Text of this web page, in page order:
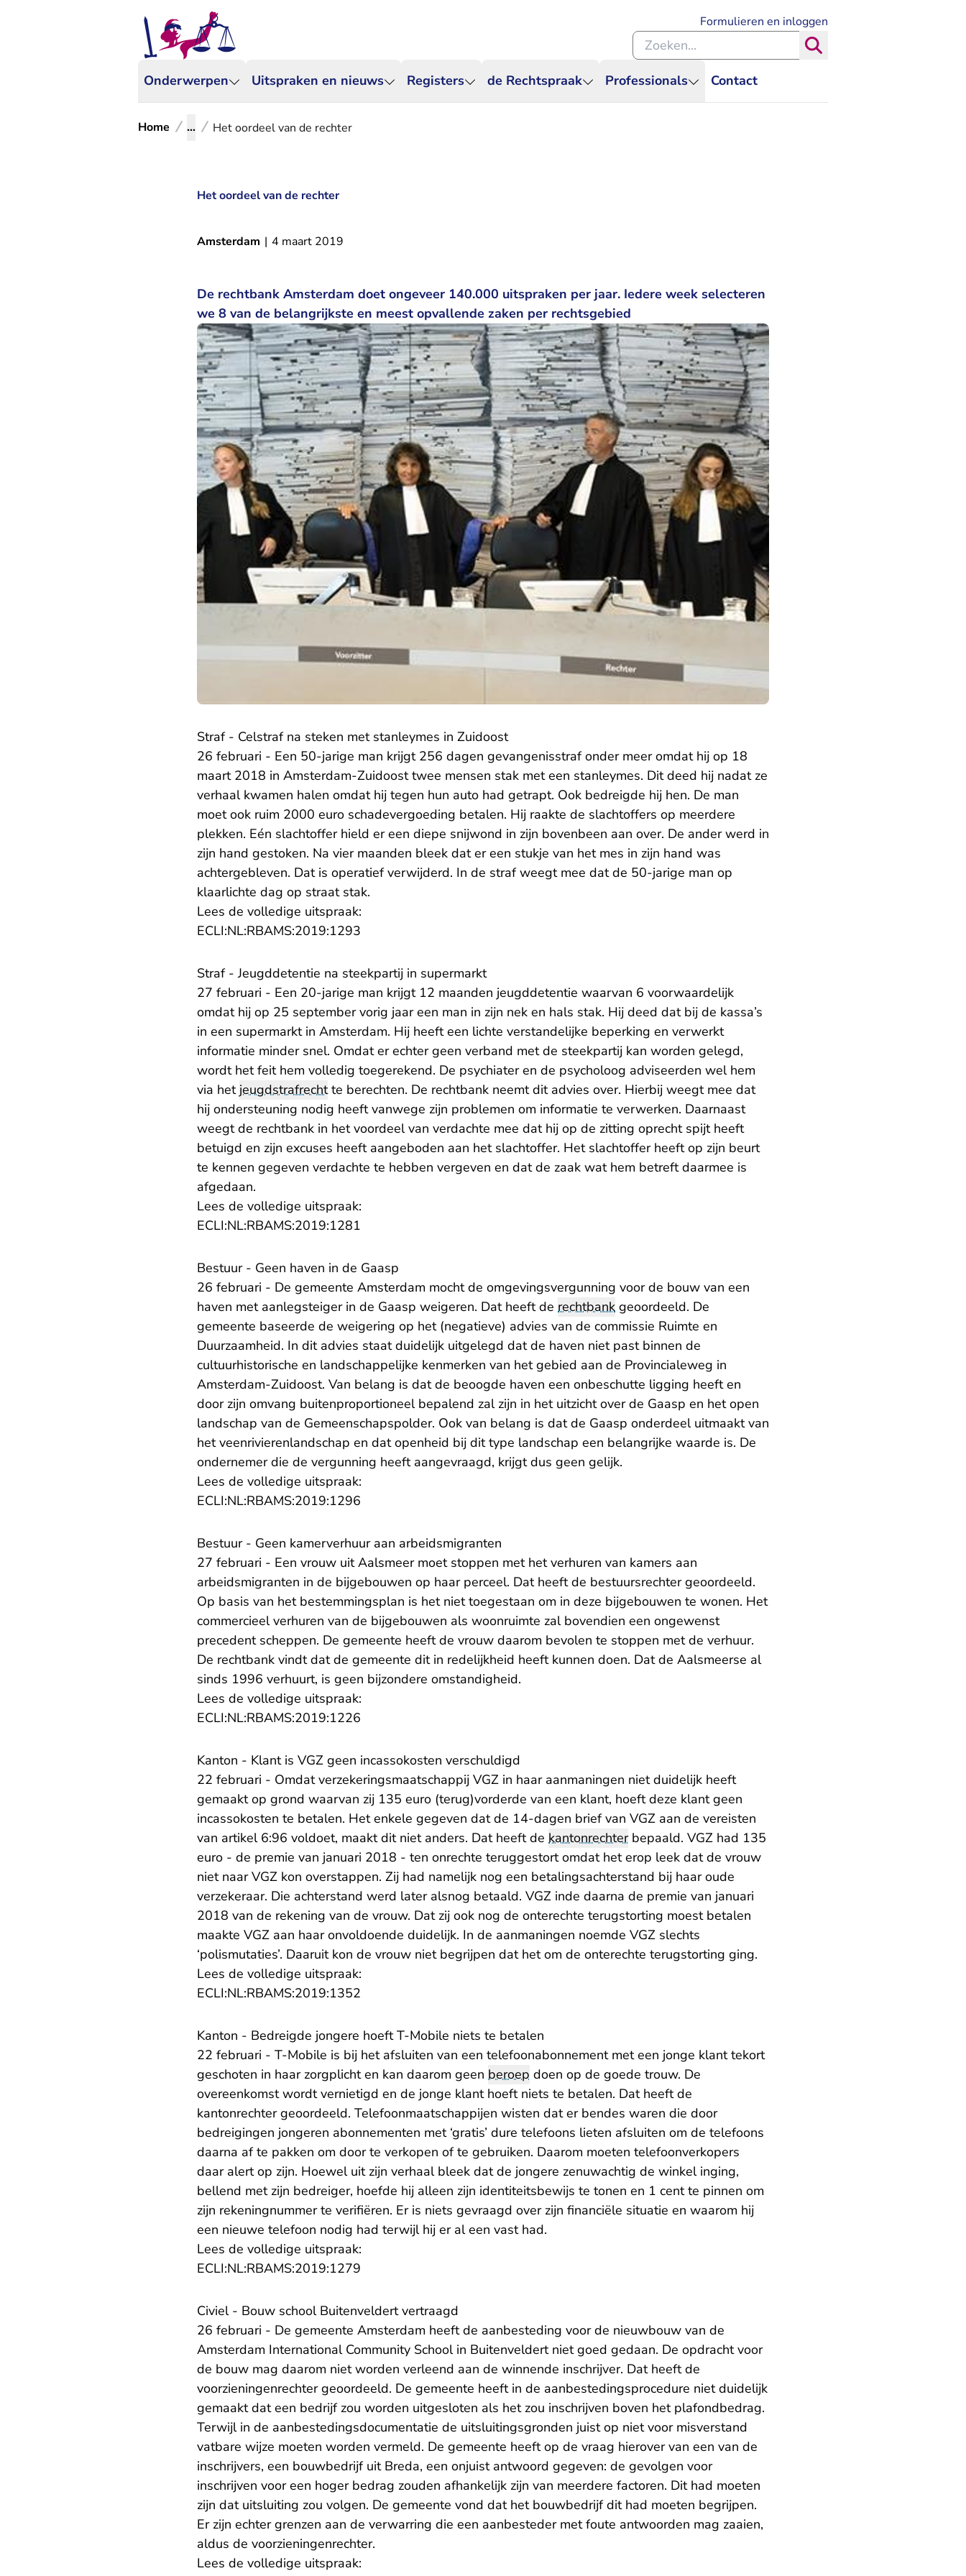
Onderwerpen Uitspraken en nieuws Registers de Rechtspraak Professionals Contact
Formulieren en inloggen
Zoeken binnen de Rechtspraak
Home ... Het oordeel van de rechter
Het oordeel van de rechter
Amsterdam | 4 maart 2019
De rechtbank Amsterdam doet ongeveer 140.000 uitspraken per jaar. Iedere week selecteren
we 8 van de belangrijkste en meest opvallende zaken per rechtsgebied
Straf - Celstraf na steken met stanleymes in Zuidoost
26 februari - Een 50-jarige man krijgt 256 dagen gevangenisstraf onder meer omdat hij op 18
maart 2018 in Amsterdam-Zuidoost twee mensen stak met een stanleymes. Dit deed hij nadat ze
verhaal kwamen halen omdat hij tegen hun auto had getrapt. Ook bedreigde hij hen. De man
moet ook ruim 2000 euro schadevergoeding betalen. Hij raakte de slachtoffers op meerdere
plekken. Eén slachtoffer hield er een diepe snijwond in zijn bovenbeen aan over. De ander werd in
zijn hand gestoken. Na vier maanden bleek dat er een stukje van het mes in zijn hand was
achtergebleven. Dat is operatief verwijderd. In de straf weegt mee dat de 50-jarige man op
klaarlichte dag op straat stak.
Lees de volledige uitspraak:
ECLI:NL:RBAMS:2019:1293
Straf - Jeugddetentie na steekpartij in supermarkt
27 februari - Een 20-jarige man krijgt 12 maanden jeugddetentie waarvan 6 voorwaardelijk
omdat hij op 25 september vorig jaar een man in zijn nek en hals stak. Hij deed dat bij de kassa’s
in een supermarkt in Amsterdam. Hij heeft een lichte verstandelijke beperking en verwerkt
informatie minder snel. Omdat er echter geen verband met de steekpartij kan worden gelegd,
wordt het feit hem volledig toegerekend. De psychiater en de psycholoog adviseerden wel hem
via het jeugdstrafrechtte berechten. De rechtbank neemt dit advies over. Hierbij weegt mee dat
hij ondersteuning nodig heeft vanwege zijn problemen om informatie te verwerken. Daarnaast
weegt de rechtbank in het voordeel van verdachte mee dat hij op de zitting oprecht spijt heeft
betuigd en zijn excuses heeft aangeboden aan het slachtoffer. Het slachtoffer heeft op zijn beurt
te kennen gegeven verdachte te hebben vergeven en dat de zaak wat hem betreft daarmee is
afgedaan.
Lees de volledige uitspraak:
ECLI:NL:RBAMS:2019:1281
Bestuur - Geen haven in de Gaasp
26 februari - De gemeente Amsterdam mocht de omgevingsvergunning voor de bouw van een
haven met aanlegsteiger in de Gaasp weigeren. Dat heeft de rechtbank geoordeeld. De
gemeente baseerde de weigering op het (negatieve) advies van de commissie Ruimte en
Duurzaamheid. In dit advies staat duidelijk uitgelegd dat de haven niet past binnen de
cultuurhistorische en landschappelijke kenmerken van het gebied aan de Provincialeweg in
Amsterdam-Zuidoost. Van belang is dat de beoogde haven een onbeschutte ligging heeft en
door zijn omvang buitenproportioneel bepalend zal zijn in het uitzicht over de Gaasp en het open
landschap van de Gemeenschapspolder. Ook van belang is dat de Gaasp onderdeel uitmaakt van
het veenrivierenlandschap en dat openheid bij dit type landschap een belangrijke waarde is. De
ondernemer die de vergunning heeft aangevraagd, krijgt dus geen gelijk.
Lees de volledige uitspraak:
ECLI:NL:RBAMS:2019:1296
Bestuur - Geen kamerverhuur aan arbeidsmigranten
27 februari - Een vrouw uit Aalsmeer moet stoppen met het verhuren van kamers aan
arbeidsmigranten in de bijgebouwen op haar perceel. Dat heeft de bestuursrechter geoordeeld.
Op basis van het bestemmingsplan is het niet toegestaan om in deze bijgebouwen te wonen. Het
commercieel verhuren van de bijgebouwen als woonruimte zal bovendien een ongewenst
precedent scheppen. De gemeente heeft de vrouw daarom bevolen te stoppen met de verhuur.
De rechtbank vindt dat de gemeente dit in redelijkheid heeft kunnen doen. Dat de Aalsmeerse al
sinds 1996 verhuurt, is geen bijzondere omstandigheid.
Lees de volledige uitspraak:
ECLI:NL:RBAMS:2019:1226
Kanton - Klant is VGZ geen incassokosten verschuldigd
22 februari - Omdat verzekeringsmaatschappij VGZ in haar aanmaningen niet duidelijk heeft
gemaakt op grond waarvan zij 135 euro (terug)vorderde van een klant, hoeft deze klant geen
incassokosten te betalen. Het enkele gegeven dat de 14-dagen brief van VGZ aan de vereisten
van artikel 6:96 voldoet, maakt dit niet anders. Dat heeft de kantonrechterbepaald. VGZ had 135
euro - de premie van januari 2018 - ten onrechte teruggestort omdat het erop leek dat de vrouw
niet naar VGZ kon overstappen. Zij had namelijk nog een betalingsachterstand bij haar oude
verzekeraar. Die achterstand werd later alsnog betaald. VGZ inde daarna de premie van januari
2018 van de rekening van de vrouw. Dat zij ook nog de onterechte terugstorting moest betalen
maakte VGZ aan haar onvoldoende duidelijk. In de aanmaningen noemde VGZ slechts
‘polismutaties’. Daaruit kon de vrouw niet begrijpen dat het om de onterechte terugstorting ging.
Lees de volledige uitspraak:
ECLI:NL:RBAMS:2019:1352
Kanton - Bedreigde jongere hoeft T-Mobile niets te betalen
22 februari - T-Mobile is bij het afsluiten van een telefoonabonnement met een jonge klant tekort
geschoten in haar zorgplicht en kan daarom geen beroep doen op de goede trouw. De
overeenkomst wordt vernietigd en de jonge klant hoeft niets te betalen. Dat heeft de
kantonrechter geoordeeld. Telefoonmaatschappijen wisten dat er bendes waren die door
bedreigingen jongeren abonnementen met ‘gratis’ dure telefoons lieten afsluiten om de telefoons
daarna af te pakken om door te verkopen of te gebruiken. Daarom moeten telefoonverkopers
daar alert op zijn. Hoewel uit zijn verhaal bleek dat de jongere zenuwachtig de winkel inging,
bellend met zijn bedreiger, hoefde hij alleen zijn identiteitsbewijs te tonen en 1 cent te pinnen om
zijn rekeningnummer te verifiëren. Er is niets gevraagd over zijn financiële situatie en waarom hij
een nieuwe telefoon nodig had terwijl hij er al een vast had.
Lees de volledige uitspraak:
ECLI:NL:RBAMS:2019:1279
Civiel - Bouw school Buitenveldert vertraagd
26 februari - De gemeente Amsterdam heeft de aanbesteding voor de nieuwbouw van de
Amsterdam International Community School in Buitenveldert niet goed gedaan. De opdracht voor
de bouw mag daarom niet worden verleend aan de winnende inschrijver. Dat heeft de
voorzieningenrechter geoordeeld. De gemeente heeft in de aanbestedingsprocedure niet duidelijk
gemaakt dat een bedrijf zou worden uitgesloten als het zou inschrijven boven het plafondbedrag.
Terwijl in de aanbestedingsdocumentatie de uitsluitingsgronden juist op niet voor misverstand
vatbare wijze moeten worden vermeld. De gemeente heeft op de vraag hierover van een van de
inschrijvers, een bouwbedrijf uit Breda, een onjuist antwoord gegeven: de gevolgen voor
inschrijven voor een hoger bedrag zouden afhankelijk zijn van meerdere factoren. Dit had moeten
zijn dat uitsluiting zou volgen. De gemeente vond dat het bouwbedrijf dit had moeten begrijpen.
Er zijn echter grenzen aan de verwarring die een aanbesteder met foute antwoorden mag zaaien,
aldus de voorzieningenrechter.
Lees de volledige uitspraak: